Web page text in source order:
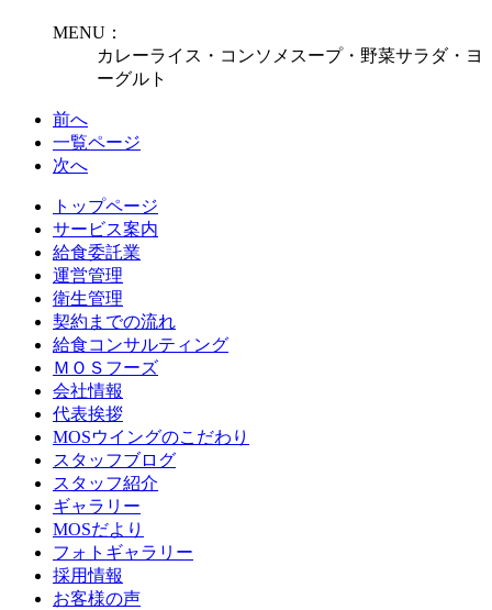
MENU：
カレーライス・コンソメスープ・野菜サラダ・ヨ
ーグルト
前へ
一覧ページ
次へ
トップページ
サービス案内
給食委託業
運営管理
衛生管理
契約までの流れ
給食コンサルティング
ＭＯＳフーズ
会社情報
代表挨拶
MOSウイングのこだわり
スタッフブログ
スタッフ紹介
ギャラリー
MOSだより
フォトギャラリー
採用情報
お客様の声